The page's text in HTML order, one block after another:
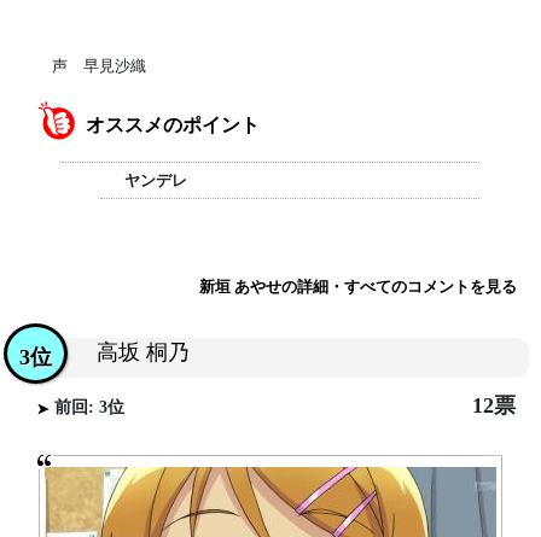
声 早見沙織
オススメのポイント
ヤンデレ
新垣 あやせの詳細・すべてのコメントを見る
高坂 桐乃
3位
前回: 3位 12票